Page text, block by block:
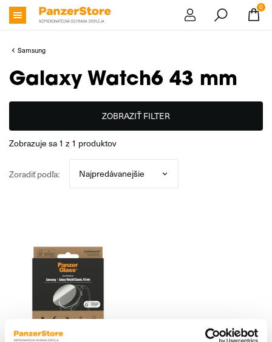
0
Samsung
Galaxy Watch6 43 mm
ZOBRAZIŤ FILTER
zobrazuje sa 1 z 1 produktov
Zoradiť podľa: